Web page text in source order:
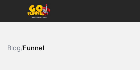
Blog/Funnel